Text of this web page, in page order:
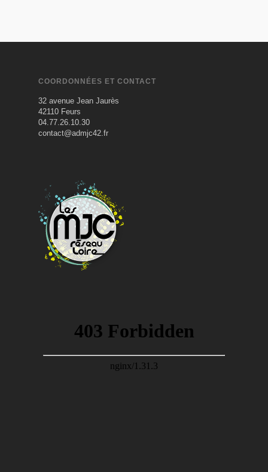
COORDONNÉES ET CONTACT
32 avenue Jean Jaurès
42110 Feurs
04.77.26.10.30
contact@admjc42.fr